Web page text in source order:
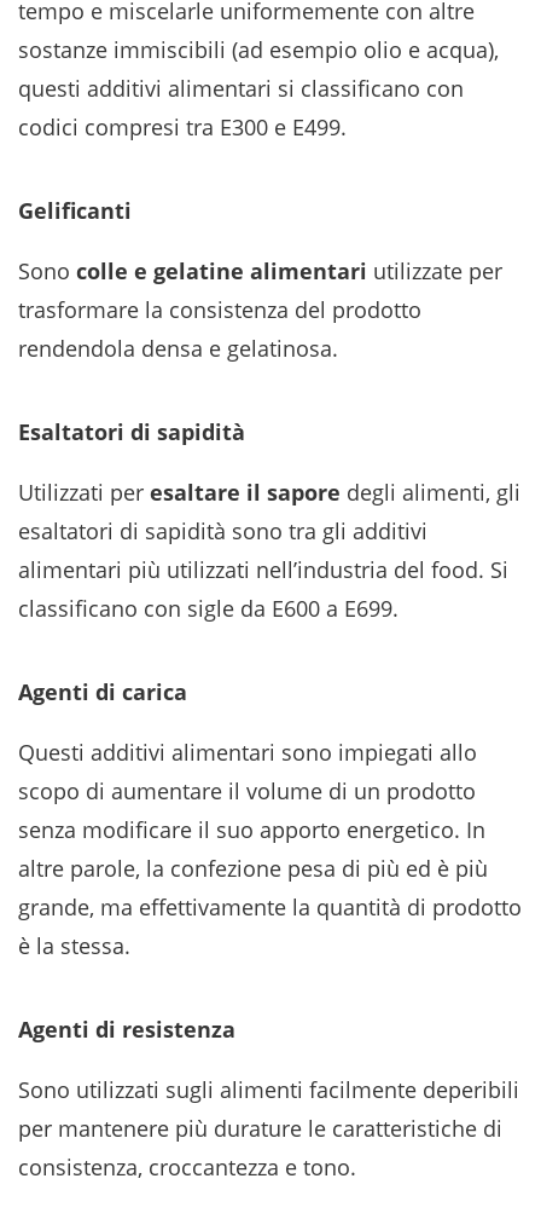
tempo e miscelarle uniformemente con altre
sostanze immiscibili (ad esempio olio e acqua),
questi additivi alimentari si classificano con
codici compresi tra E300 e E499.
Gelificanti
Sono colle e gelatine alimentari utilizzate per
trasformare la consistenza del prodotto
rendendola densa e gelatinosa.
Esaltatori di sapidità
Utilizzati per esaltare il sapore degli alimenti, gli
esaltatori di sapidità sono tra gli additivi
alimentari più utilizzati nell’industria del food. Si
classificano con sigle da E600 a E699.
Agenti di carica
Questi additivi alimentari sono impiegati allo
scopo di aumentare il volume di un prodotto
senza modificare il suo apporto energetico. In
altre parole, la confezione pesa di più ed è più
grande, ma effettivamente la quantità di prodotto
è la stessa.
Agenti di resistenza
Sono utilizzati sugli alimenti facilmente deperibili
per mantenere più durature le caratteristiche di
consistenza, croccantezza e tono.